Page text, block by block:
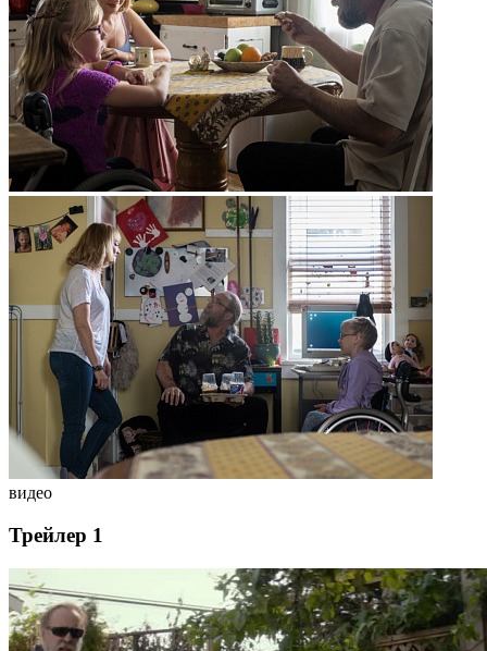
видео
Трейлер 1